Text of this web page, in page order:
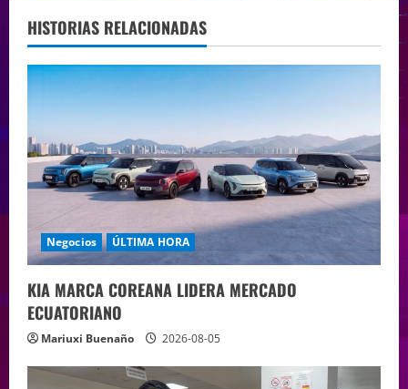
HISTORIAS RELACIONADAS
Negocios ÚLTIMA HORA
KIA MARCA COREANA LIDERA MERCADO
ECUATORIANO
Mariuxi Buenaño 2026-08-05